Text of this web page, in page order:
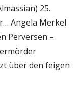
25.
Angela Merkel
Perversen –
über den feigen